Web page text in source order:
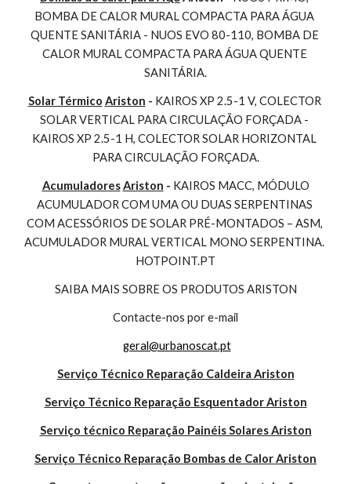
BOMBA DE CALOR MURAL COMPACTA PARA ÁGUA
QUENTE SANITÁRIA - NUOS EVO 80-110, BOMBA DE
CALOR MURAL COMPACTA PARA ÁGUA QUENTE
SANITÁRIA.
Solar Térmico Ariston - KAIROS XP 2.5-1 V, COLECTOR
SOLAR VERTICAL PARA CIRCULAÇÃO FORÇADA -
KAIROS XP 2.5-1 H, COLECTOR SOLAR HORIZONTAL
PARA CIRCULAÇÃO FORÇADA.
Acumuladores Ariston - KAIROS MACC, MÓDULO
ACUMULADOR COM UMA OU DUAS SERPENTINAS
COM ACESSÓRIOS DE SOLAR PRÉ-MONTADOS – ASM,
ACUMULADOR MURAL VERTICAL MONO SERPENTINA.
HOTPOINT.PT
SAIBA MAIS SOBRE OS PRODUTOS ARISTON
Contacte-nos por e-mail
geral@urbanoscat.pt
Serviço Técnico Reparação Caldeira Ariston
Serviço Técnico Reparação Esquentador Ariston
Serviço técnico Reparação Painéis Solares Ariston
Serviço Técnico Reparação Bombas de Calor Ariston